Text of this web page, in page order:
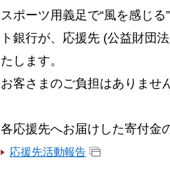
スポーツ用義足で“風を感じ
ト銀行が、応援先 (公益財団
たします。
お客さまのご負担はありませ
各応援先へお届けした寄付金
応援先活動報告